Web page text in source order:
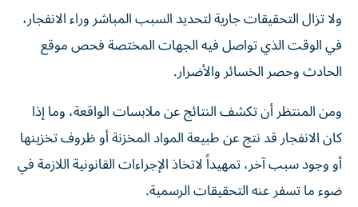
ولا تزال التحقيقات جارية لتحديد السبب المباشر وراء الانفجار،
في الوقت الذي تواصل فيه الجهات المختصة فحص موقع
الحادث وحصر الخسائر والأضرار.
ومن المنتظر أن تكشف النتائج عن ملابسات الواقعة، وما إذا
كان الانفجار قد نتج عن طبيعة المواد المخزنة أو ظروف تخزينها
أو وجود سبب آخر، تمهيداً لاتخاذ الإجراءات القانونية اللازمة في
ضوء ما تسفر عنه التحقيقات الرسمية.